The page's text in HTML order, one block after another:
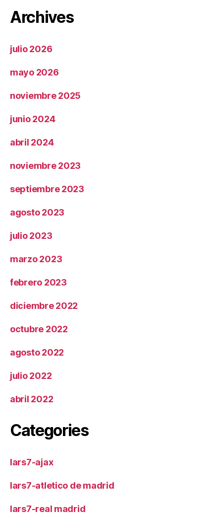
Archives
julio 2026
mayo 2026
noviembre 2025
junio 2024
abril 2024
noviembre 2023
septiembre 2023
agosto 2023
julio 2023
marzo 2023
febrero 2023
diciembre 2022
octubre 2022
agosto 2022
julio 2022
abril 2022
Categories
lars7-ajax
lars7-atletico de madrid
lars7-real madrid